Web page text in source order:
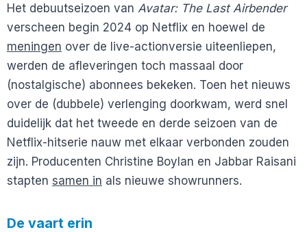
Het debuutseizoen van Avatar: The Last Airbender
verscheen begin 2024 op Netflix en hoewel de
meningen over de live-actionversie uiteenliepen,
werden de afleveringen toch massaal door
(nostalgische) abonnees bekeken. Toen het nieuws
over de (dubbele) verlenging doorkwam, werd snel
duidelijk dat het tweede en derde seizoen van de
Netflix-hitserie nauw met elkaar verbonden zouden
zijn. Producenten Christine Boylan en Jabbar Raisani
stapten samen in als nieuwe showrunners.
De vaart erin